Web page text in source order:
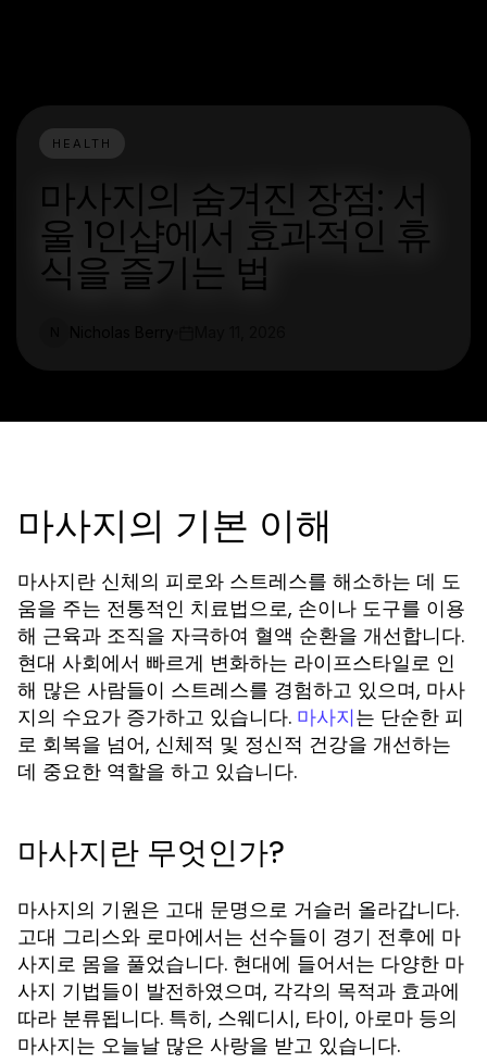
HEALTH
마사지의 숨겨진 장점: 서
울 1인샵에서 효과적인 휴
식을 즐기는 법
마사지의 기본 이해
마사지란 신체의 피로와 스트레스를 해소하는 데 도
움을 주는 전통적인 치료법으로, 손이나 도구를 이용
해 근육과 조직을 자극하여 혈액 순환을 개선합니다.
현대 사회에서 빠르게 변화하는 라이프스타일로 인
해 많은 사람들이 스트레스를 경험하고 있으며, 마사
지의 수요가 증가하고 있습니다. 마사지는 단순한 피
로 회복을 넘어, 신체적 및 정신적 건강을 개선하는
데 중요한 역할을 하고 있습니다.
마사지란 무엇인가?
마사지의 기원은 고대 문명으로 거슬러 올라갑니다.
고대 그리스와 로마에서는 선수들이 경기 전후에 마
사지로 몸을 풀었습니다. 현대에 들어서는 다양한 마
사지 기법들이 발전하였으며, 각각의 목적과 효과에
따라 분류됩니다. 특히, 스웨디시, 타이, 아로마 등의
마사지는 오늘날 많은 사랑을 받고 있습니다.